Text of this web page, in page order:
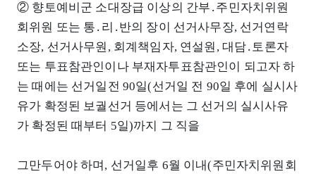
② 향토예비군 소대장급 이상의 간부․주민자치위원
회위원 또는 통․리․반의 장이 선거사무장, 선거연락
소장, 선거사무원, 회계책임자, 연설원, 대담․토론자
또는 투표참관인이나 부재자투표참관인이 되고자 하
는 때에는 선거일전 90일(선거일 전 90일 후에 실시사
유가 확정된 보궐선거 등에서는 그 선거의 실시사유
가 확정된 때부터 5일)까지 그 직을
그만두어야 하며, 선거일후 6월 이내(주민자치위원회